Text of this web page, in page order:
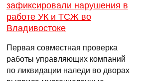
зафиксировали нарушения в
работе УК и ТСЖ во
Владивостоке
Первая совместная проверка
работы управляющих компаний
по ликвидации наледи во дворах